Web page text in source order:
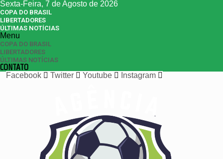
Sexta-Feira, 7 de Agosto de 2026
COPA DO BRASIL
LIBERTADORES
ÚLTIMAS NOTÍCIAS
Menu
COPA DO BRASIL
LIBERTADORES
ÚLTIMAS NOTÍCIAS
CONTATO
Facebook
Twitter Youtube Instagram